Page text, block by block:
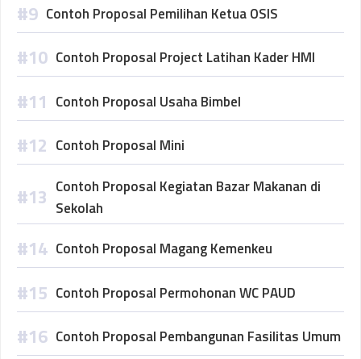
Contoh Proposal Pemilihan Ketua OSIS
Contoh Proposal Project Latihan Kader HMI
Contoh Proposal Usaha Bimbel
Contoh Proposal Mini
Contoh Proposal Kegiatan Bazar Makanan di
Sekolah
Contoh Proposal Magang Kemenkeu
Contoh Proposal Permohonan WC PAUD
Contoh Proposal Pembangunan Fasilitas Umum